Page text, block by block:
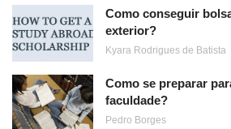
Como conseguir
exterior?
Kyara Rodrigues de Batista
Como se preparar
faculdade?
Pedro Borges